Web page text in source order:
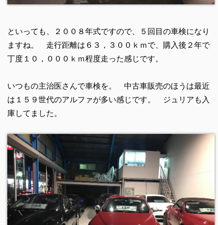
といっても、２００８年式ですので、５回目の車検になり
ますね。 走行距離は６３，３００ｋｍで、購入後２年で
丁度１０，０００ｋｍ程度走った感じです。
いつもの主治医さんで車検を。 中古車販売のほうは最近
は１５９世代のアルファが多い感じです。 ジュリアも入
庫してました。